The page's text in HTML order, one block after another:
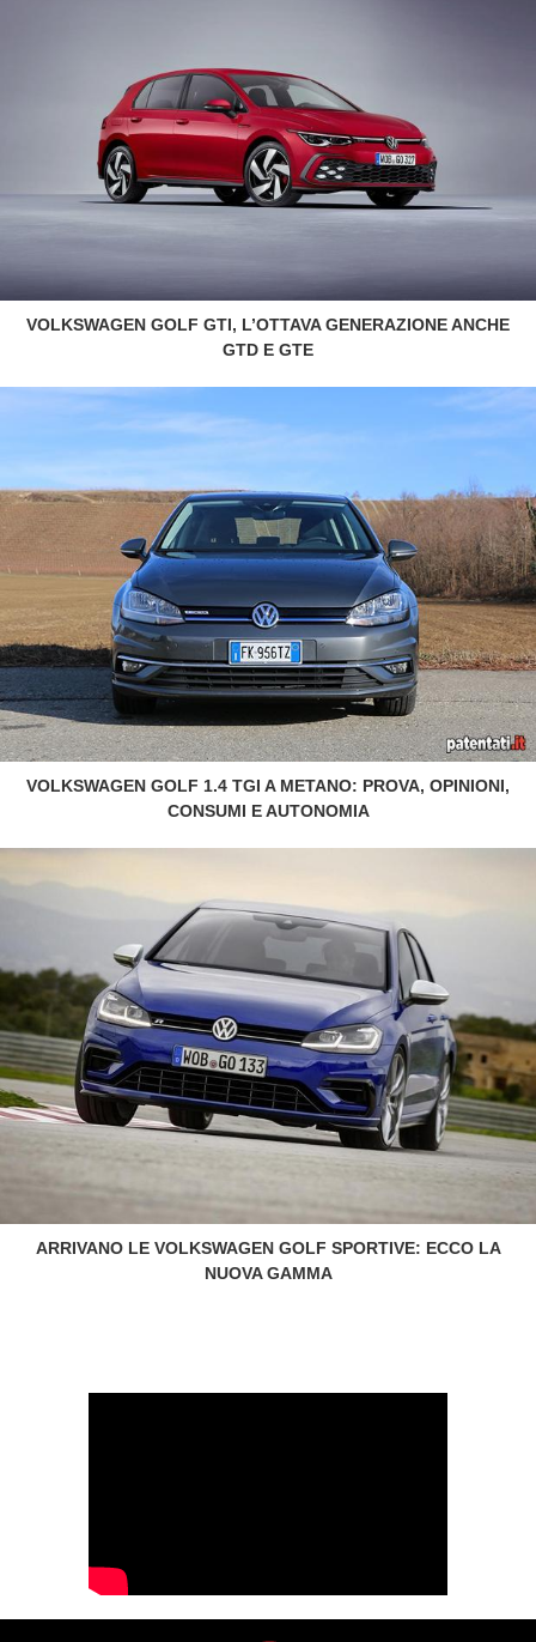
VOLKSWAGEN GOLF GTI, L’OTTAVA GENERAZIONE ANCHE
GTD E GTE
VOLKSWAGEN GOLF 1.4 TGI A METANO: PROVA, OPINIONI,
CONSUMI E AUTONOMIA
ARRIVANO LE VOLKSWAGEN GOLF SPORTIVE: ECCO LA
NUOVA GAMMA